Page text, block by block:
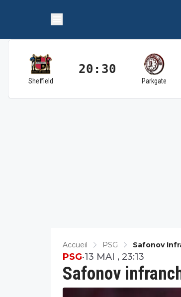
Sheffield
20:30
Parkgate
Accueil PSG Safonov
Safonov
PSG•13 MAI , 23:13